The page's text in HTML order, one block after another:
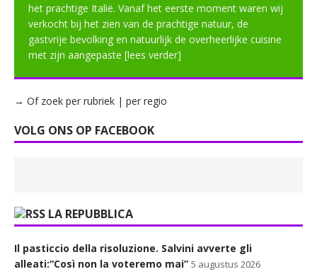
het prachtige Italië. Vanaf het eerste moment waren wij
verkocht bij het zien van de prachtige natuur, de
gastvrije bevolking en natuurlijk de overheerlijke cuisine
met zijn aangepaste [lees verder]
→ Of zoek per rubriek | per regio
VOLG ONS OP FACEBOOK
LA REPUBBLICA
Il pasticcio della risoluzione. Salvini avverte gli
alleati:“Così non la voteremo mai” 5 augustus 2026